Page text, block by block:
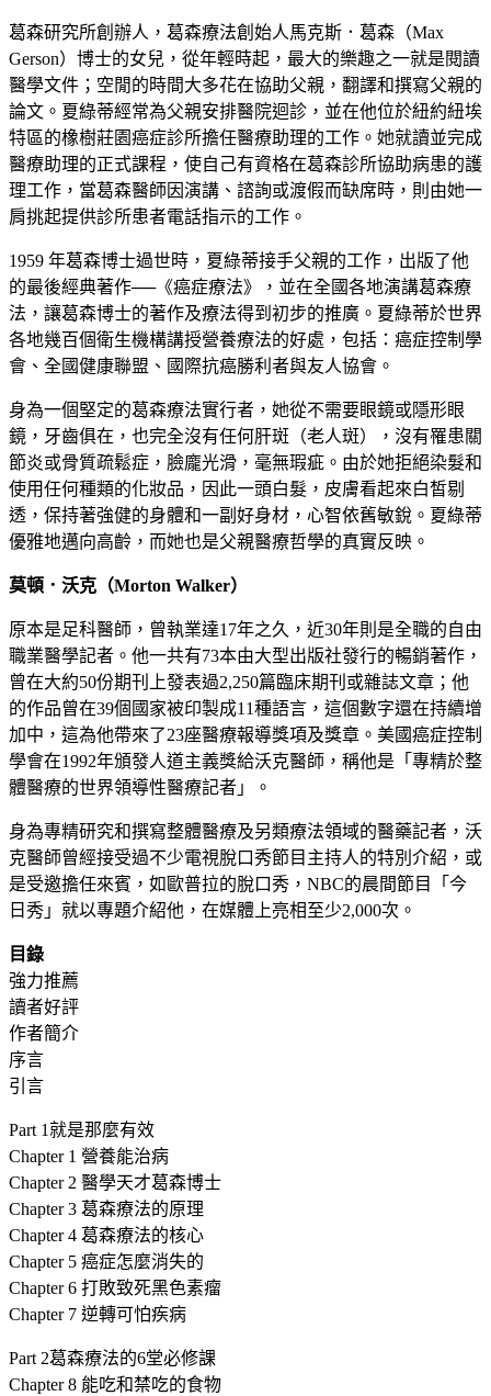
葛森研究所創辦人，葛森療法創始人馬克斯．葛森（Max
Gerson）博士的女兒，從年輕時起，最大的樂趣之一就是閱讀
醫學文件；空閒的時間大多花在協助父親，翻譯和撰寫父親的
論文。夏綠蒂經常為父親安排醫院迴診，並在他位於紐約紐埃
特區的橡樹莊園癌症診所擔任醫療助理的工作。她就讀並完成
醫療助理的正式課程，使自己有資格在葛森診所協助病患的護
理工作，當葛森醫師因演講、諮詢或渡假而缺席時，則由她一
肩挑起提供診所患者電話指示的工作。
1959 年葛森博士過世時，夏綠蒂接手父親的工作，出版了他
的最後經典著作──《癌症療法》，並在全國各地演講葛森療
法，讓葛森博士的著作及療法得到初步的推廣。夏綠蒂於世界
各地幾百個衛生機構講授營養療法的好處，包括：癌症控制學
會、全國健康聯盟、國際抗癌勝利者與友人協會。
身為一個堅定的葛森療法實行者，她從不需要眼鏡或隱形眼
鏡，牙齒俱在，也完全沒有任何肝斑（老人斑），沒有罹患關
節炎或骨質疏鬆症，臉龐光滑，毫無瑕疵。由於她拒絕染髮和
使用任何種類的化妝品，因此一頭白髮，皮膚看起來白皙剔
透，保持著強健的身體和一副好身材，心智依舊敏銳。夏綠蒂
優雅地邁向高齡，而她也是父親醫療哲學的真實反映。
莫頓．沃克（Morton Walker）
原本是足科醫師，曾執業達17年之久，近30年則是全職的自由
職業醫學記者。他一共有73本由大型出版社發行的暢銷著作，
曾在大約50份期刊上發表過2,250篇臨床期刊或雜誌文章；他
的作品曾在39個國家被印製成11種語言，這個數字還在持續增
加中，這為他帶來了23座醫療報導獎項及獎章。美國癌症控制
學會在1992年頒發人道主義獎給沃克醫師，稱他是「專精於整
體醫療的世界領導性醫療記者」。
身為專精研究和撰寫整體醫療及另類療法領域的醫藥記者，沃
克醫師曾經接受過不少電視脫口秀節目主持人的特別介紹，或
是受邀擔任來賓，如歐普拉的脫口秀，NBC的晨間節目「今
日秀」就以專題介紹他，在媒體上亮相至少2,000次。
目錄
強力推薦
讀者好評
作者簡介
序言
引言
Part 1就是那麼有效
Chapter 1 營養能治病
Chapter 2 醫學天才葛森博士
Chapter 3 葛森療法的原理
Chapter 4 葛森療法的核心
Chapter 5 癌症怎麼消失的
Chapter 6 打敗致死黑色素瘤
Chapter 7 逆轉可怕疾病
Part 2葛森療法的6堂必修課
Chapter 8 能吃和禁吃的食物